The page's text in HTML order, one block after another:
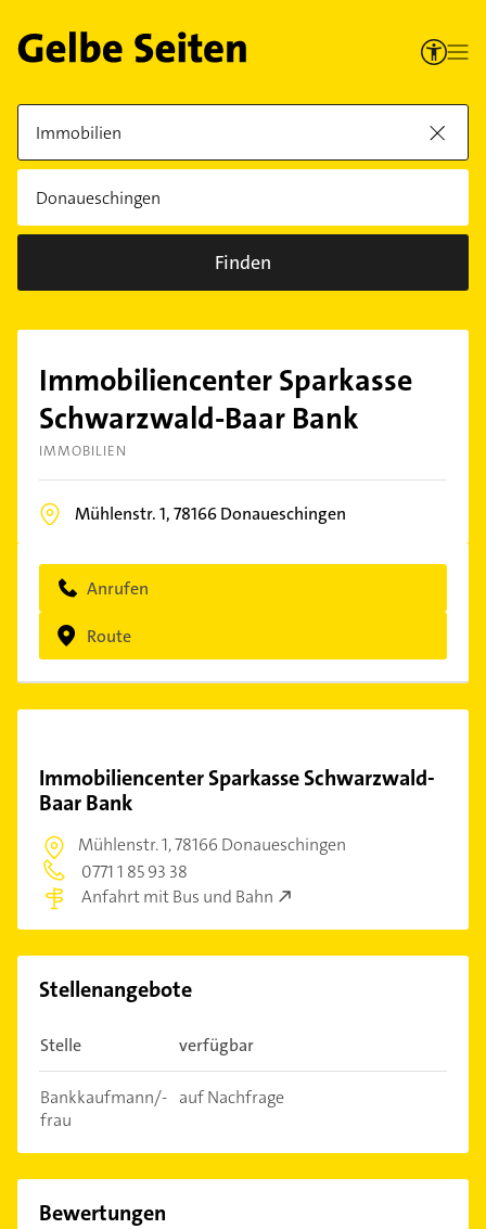
Finden
Immobiliencenter Sparkasse
Schwarzwald-Baar Bank
IMMOBILIEN
Mühlenstr. 1,78166Donaueschingen
Anrufen
Route
Immobiliencenter Sparkasse Schwarzwald-
Baar Bank
Mühlenstr. 1,78166 Donaueschingen
0771 1 85 93 38
Anfahrt mit Bus und Bahn
Stellenangebote
Stelle verfügbar
Bankkaufmann/-
frau
auf Nachfrage
Bewertungen